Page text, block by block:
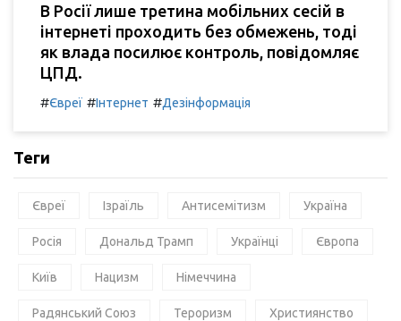
В Росії лише третина мобільних сесій в
інтернеті проходить без обмежень, тоді
як влада посилює контроль, повідомляє
ЦПД.
#Євреї #Інтернет #Дезінформація
Теги
Євреї Ізраїль Антисемітизм Україна
Росія Дональд Трамп Українці Європа
Київ Нацизм Німеччина
Радянський Союз Тероризм Християнство